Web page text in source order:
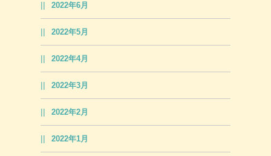
2022年6月
2022年5月
2022年4月
2022年3月
2022年2月
2022年1月